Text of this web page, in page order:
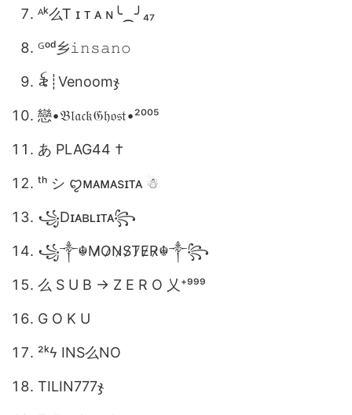
ᴬᵏ么Ꭲ ɪ ᴛ ᴀ ɴ╰⁔╯₄₇
ᴳᵒᵈ乡𝚒𝚗𝚜𝚊𝚗𝚘
꫟┊Venoomㅤჯ
戀•𝔅𝔩𝔞𝔠𝔨𝔊𝔥𝔬𝔰𝔱•²⁰⁰⁵
あ PLAG44 †
ᵗʰ シ︎ ꨄ︎ᴍᴀᴍᴀsɪᴛᴀ ☃︎
꧁Dɪᴀʙʟɪᴛᴀ꧂
꧁༒☬M̷O̷N̷S̷T̷E̷R̷☬༒꧂
么 S U B → Z E R O 乂⁺⁹⁹⁹
G O K U
²ᵏㅤϟ INS么NO
TILIN777ჯ